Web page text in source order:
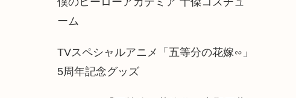
ーム
TVスペシャルアニメ「五等分の花嫁∽」
5周年記念グッズ